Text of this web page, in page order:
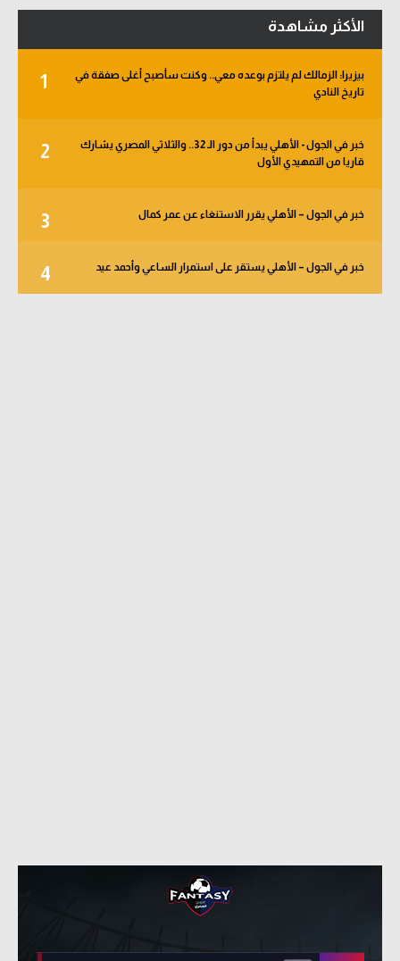
الأكثر مشاهدة
1
بيزيرا: الزمالك لم يلتزم بوعده معي.. وكنت سأصبح أغلى صفقة في
تاريخ النادي
2
خبر في الجول - الأهلي يبدأ من دور الـ 32.. والثلاثي المصري يشارك
قاريا من التمهيدي الأول
3 خبر في الجول – الأهلي يقرر الاستنغاء عن عمر كمال
4 خبر في الجول – الأهلي يستقر على استمرار الساعي وأحمد عيد